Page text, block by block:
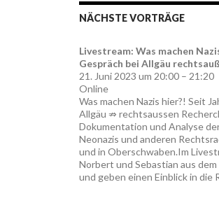
NÄCHSTE VORTRÄGE
Livestream: Was machen
Gespräch bei Allgäu
21. Juni 2023 um 20:00 – 21:20
Online
Was machen Nazis hier?! Seit
Allgäu ⇏ rechtsaussen
Dokumentation und Analyse
Neonazis und anderen
und in Oberschwaben.Im
Norbert und Sebastian aus
und geben einen Einblick in die